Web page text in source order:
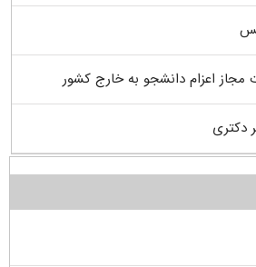
اعزام دانشجو به خارج کشور
دکتری